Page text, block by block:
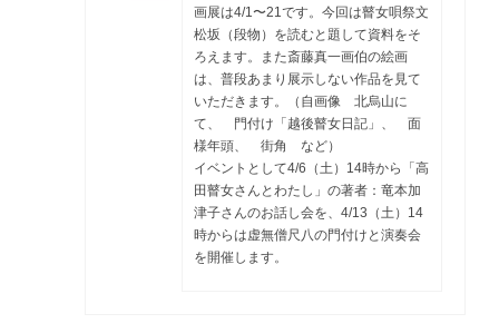
画展は4/1〜21です。今回は瞽女唄祭文
松坂（段物）を読むと題して資料をそ
ろえます。また斎藤真一画伯の絵画
は、普段あまり展示しない作品を見て
いただきます。（自画像 北烏山に
て、 門付け「越後瞽女日記」、 面
様年頭、 街角 など）
イベントとして4/6（土）14時から「高
田瞽女さんとわたし」の著者：竜本加
津子さんのお話し会を、4/13（土）14
時からは虚無僧尺八の門付けと演奏会
を開催します。